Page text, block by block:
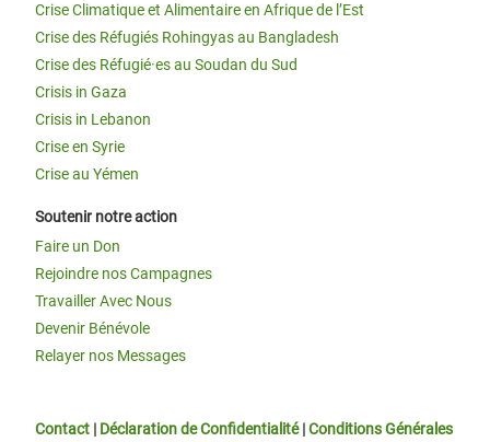
Crise Climatique et Alimentaire en Afrique de l’Est
Crise des Réfugiés Rohingyas au Bangladesh
Crise des Réfugié·es au Soudan du Sud
Crisis in Gaza
Crisis in Lebanon
Crise en Syrie
Crise au Yémen
Soutenir notre action
Faire un Don
Rejoindre nos Campagnes
Travailler Avec Nous
Devenir Bénévole
Relayer nos Messages
Contact | Déclaration de Confidentialité|Conditions Générales